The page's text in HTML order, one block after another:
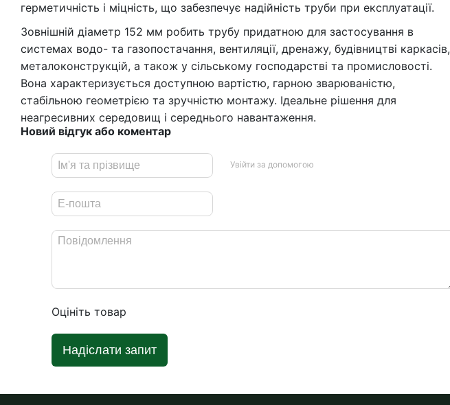
герметичність і міцність, що забезпечує надійність труби при експлуатації.
Зовнішній діаметр 152 мм робить трубу придатною для застосування в
системах водо- та газопостачання, вентиляції, дренажу, будівництві каркасів,
металоконструкцій, а також у сільському господарстві та промисловості.
Вона характеризується доступною вартістю, гарною зварюваністю,
стабільною геометрією та зручністю монтажу. Ідеальне рішення для
неагресивних середовищ і середнього навантаження.
Новий відгук або коментар
Увійти за допомогою
Оцініть товар
Надіслати запит